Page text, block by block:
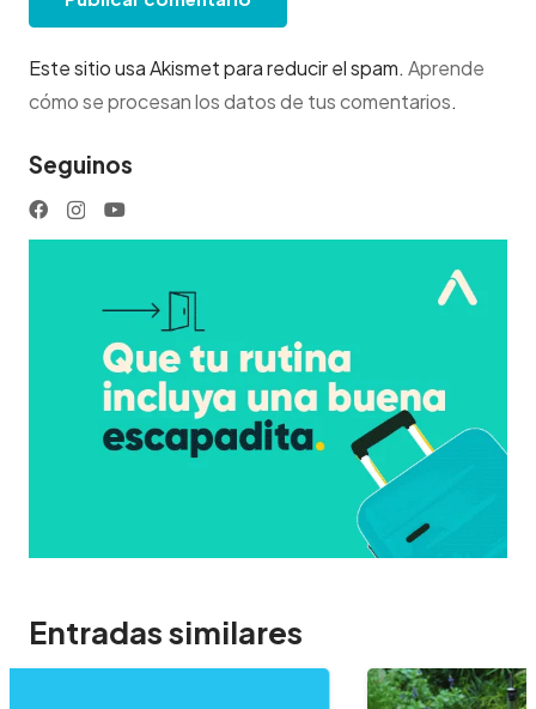
Este sitio usa Akismet para reducir el spam. Aprende
cómo se procesan los datos de tus comentarios.
Seguinos
Entradas similares